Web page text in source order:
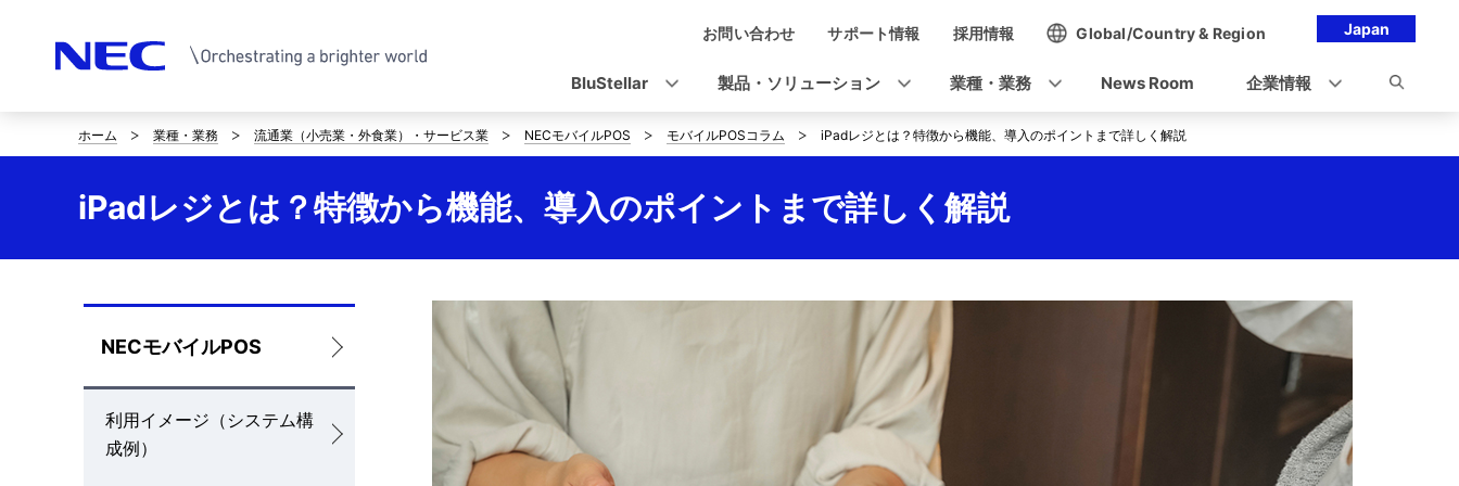
Japan
ゲ
ー
シ
お問い合わせ サポート情報 採用情報 Global/Country & Region
BluStellar 製品・ソリューション 業種・業務 News Room 企業情報
サ
イ
の
現
在
ホーム 業種・業務 流通業（小売業・外食業）・サービス業 NECモバイルPOS モバイルPOSコラム iPadレジとは？特徴から機能、導入のポイントまで詳しく解説
iPadレジとは？特徴から機能、導入のポイントまで詳しく解説
ロ
ー
カ
NECモバイルPOS
利用イメージ（システム構
成例）